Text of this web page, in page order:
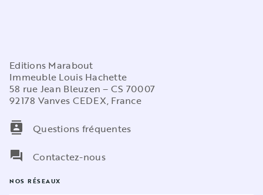
Editions Marabout
Immeuble Louis Hachette
58 rue Jean Bleuzen – CS 70007
92178 Vanves CEDEX, France
contacts
Questions fréquentes
question_answer
Contactez-nous
NOS RÉSEAUX